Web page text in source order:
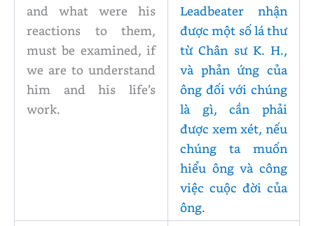
and what were his
reactions to them,
must be examined, if
we are to understand
him and his life’s
work.
Leadbeater nhận
được một số lá thư
từ Chân sư K. H.,
và phản ứng của
ông đối với chúng
là gì, cần phải
được xem xét, nếu
chúng ta muốn
hiểu ông và công
việc cuộc đời của
ông.